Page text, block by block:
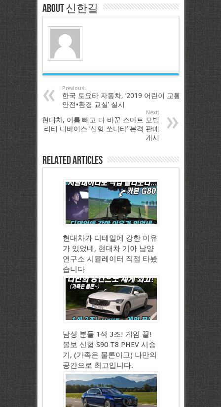
About 신한길
Previous:
한국 토요타 자동차, ‘2019 어린이 교통
안전•환경 교실’ 실시
Next:
현대차, 이름 빼고 다 바꾼 스마트 모빌
리티 디바이스 ‘신형 쏘나타’ 본격 판매
개시
Related Articles
현대차가 디테일에 강한 이유
가 있었네, 현대차 기아 남양
연구소 시뮬레이터 직접 타봤
습니다
남성 분들 1석 3조! 게임 끝!
볼보 신형 S90 T8 PHEV 시승
기, (가족은 물론이고) 나만의
공간으로 최고입니다.